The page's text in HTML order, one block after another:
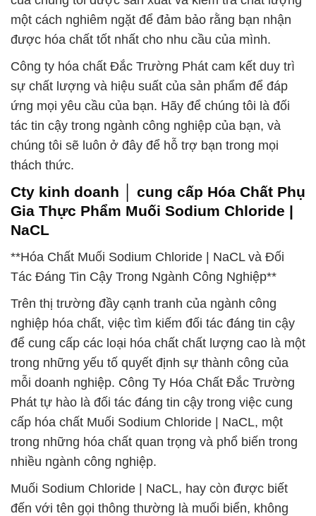
một cách nghiêm ngặt để đảm bảo rằng bạn nhận
được hóa chất tốt nhất cho nhu cầu của mình.
Công ty hóa chất Đắc Trường Phát cam kết duy trì
sự chất lượng và hiệu suất của sản phẩm để đáp
ứng mọi yêu cầu của bạn. Hãy để chúng tôi là đối
tác tin cậy trong ngành công nghiệp của bạn, và
chúng tôi sẽ luôn ở đây để hỗ trợ bạn trong mọi
thách thức.
Cty kinh doanh │ cung cấp Hóa Chất Phụ
Gia Thực Phẩm Muối Sodium Chloride |
NaCL
**Hóa Chất Muối Sodium Chloride | NaCL và Đối
Tác Đáng Tin Cậy Trong Ngành Công Nghiệp**
Trên thị trường đầy cạnh tranh của ngành công
nghiệp hóa chất, việc tìm kiếm đối tác đáng tin cậy
để cung cấp các loại hóa chất chất lượng cao là một
trong những yếu tố quyết định sự thành công của
mỗi doanh nghiệp. Công Ty Hóa Chất Đắc Trường
Phát tự hào là đối tác đáng tin cậy trong việc cung
cấp hóa chất Muối Sodium Chloride | NaCL, một
trong những hóa chất quan trọng và phổ biến trong
nhiều ngành công nghiệp.
Muối Sodium Chloride | NaCL, hay còn được biết
đến với tên gọi thông thường là muối biển, không